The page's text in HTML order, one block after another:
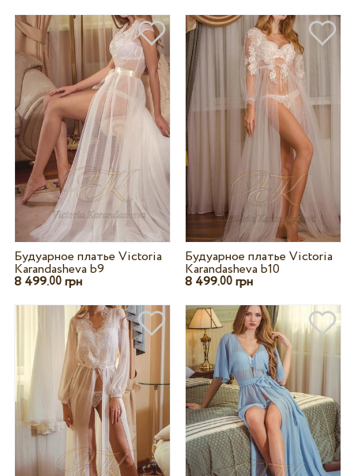
Будуарное платье Victoria
Karandasheva b9
8 499.00грн
Будуарное платье Victoria
Karandasheva b10
8 499.00 грн